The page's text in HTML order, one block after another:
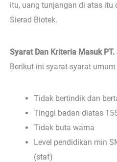
itu, uang tunjangan di atas itu
Sierad Biotek.
Syarat Dan Kriteria Masuk
Berikut ini syarat-syarat
Tidak bertindik dan
Tinggi badan diatas
Tidak buta warna
Level pendidikan min
(staf)